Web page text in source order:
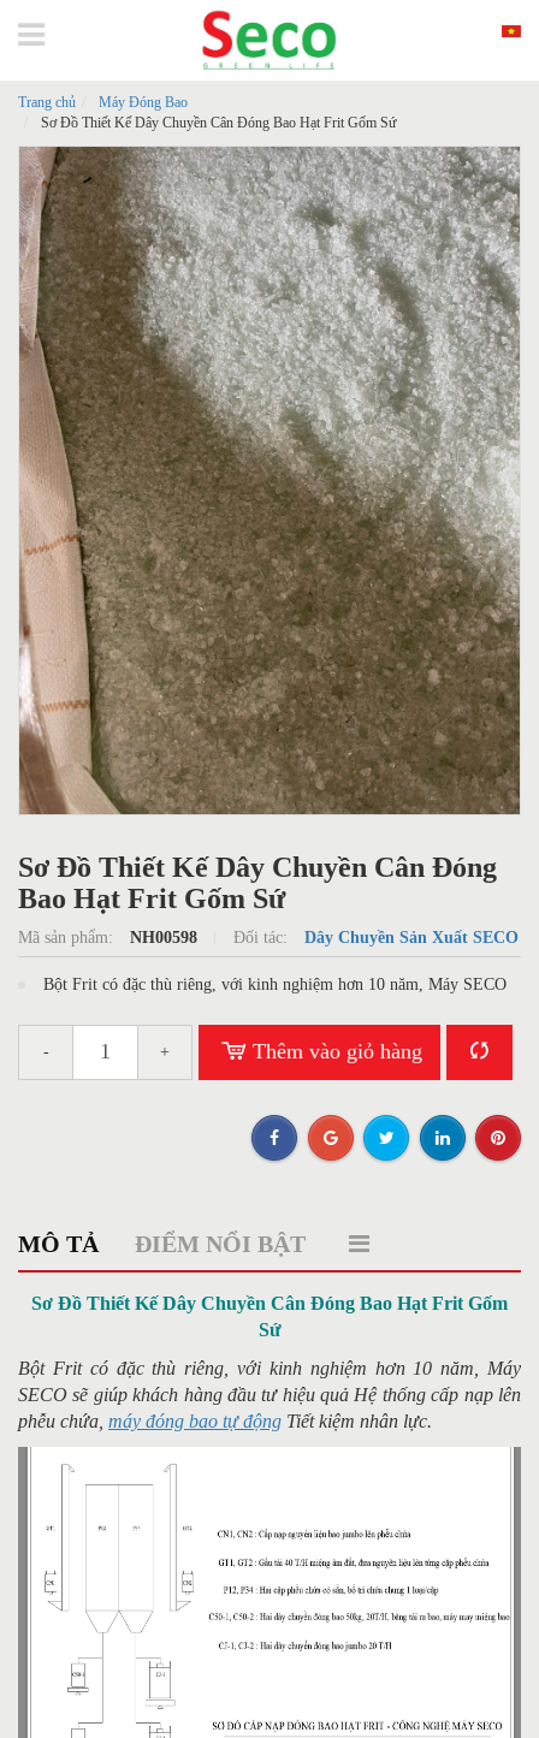
Trang chủ
Máy Đóng Bao
Sơ Đồ Thiết Kế Dây Chuyền Cân Đóng Bao Hạt Frit Gốm Sứ
Sơ Đồ Thiết Kế Dây Chuyền Cân Đóng
Bao Hạt Frit Gốm Sứ
Mã sản phẩm: NH00598 Đối tác: Dây Chuyền Sản Xuất SECO
Bột Frit có đặc thù riêng, với kinh nghiệm hơn 10 năm, Máy SECO
máy đóng bao tự động Tiết kiệm nhân lực.
-
+ Thêm vào giỏ hàng
MÔ TẢ ĐIỂM NỔI BẬT
Sơ Đồ Thiết Kế Dây Chuyền Cân Đóng Bao Hạt Frit Gốm
Sứ
Bột Frit có đặc thù riêng, với kinh nghiệm hơn 10 năm, Máy
SECO sẽ giúp khách hàng đầu tư hiệu quả Hệ thống cấp nạp lên
phễu chứa, máy đóng bao tự động Tiết kiệm nhân lực.